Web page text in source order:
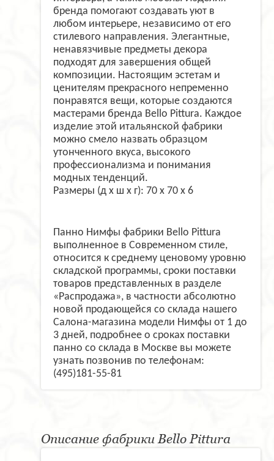
бренда помогают создавать уют в
любом интерьере, независимо от его
стилевого направления. Элегантные,
ненавязчивые предметы декора
подходят для завершения общей
композиции. Настоящим эстетам и
ценителям прекрасного непременно
понравятся вещи, которые создаются
мастерами бренда Bello Pittura. Каждое
изделие этой итальянской фабрики
можно смело назвать образцом
утонченного вкуса, высокого
профессионализма и понимания
модных тенденций.
Размеры (д х ш х г): 70 х 70 х 6
Панно Нимфы фабрики Bello Pittura
выполненное в Современном стиле,
относится к среднему ценовому уровню
складской программы, сроки поставки
товаров представленных в разделе
«Распродажа», в частности абсолютно
новой продающейся со склада нашего
Салона-магазина модели Нимфы от 1 до
3 дней, подробнее о сроках поставки
панно со склада в Москве вы можете
узнать позвонив по телефонам:
(495)181-55-81
Описание фабрики Bello Pittura